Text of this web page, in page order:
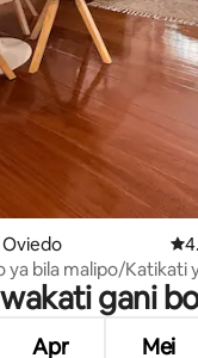
ya bila malipo/Katikati
gani
Apr Mei